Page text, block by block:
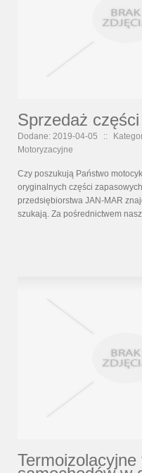
Sprzedaż
Dodane: 2019-04-05 ::
Motoryzacyjne
Czy poszukują Państwo
oryginalnych części
przedsiębiorstwa JAN-MAR
szukają. Za pośrednictwem
Termoizolacyjne